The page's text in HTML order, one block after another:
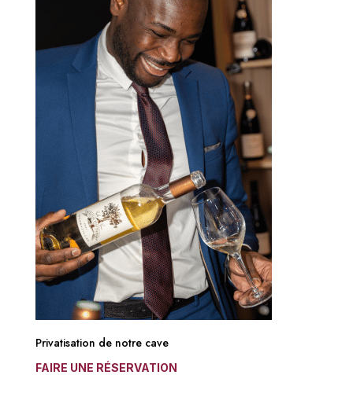
Privatisation de notre cave
FAIRE UNE RÉSERVATION